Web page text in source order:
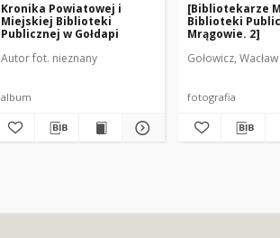
Kronika Powiatowej i
Miejskiej Biblioteki
Publicznej w Gołdapi
Autor fot. nieznany
album
[Bibliotekarze
Biblioteki
Mrągowie. 2]
Gołowicz,
fotografia